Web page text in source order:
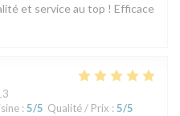
et service au top ! Efficace
: 5/5 Qualité / Prix : 5/5